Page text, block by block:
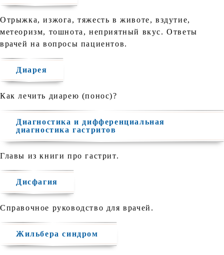
Отрыжка, изжога, тяжесть в животе, вздутие,
метеоризм, тошнота, неприятный вкус. Ответы
врачей на вопросы пациентов.
Диарея
Как лечить диарею (понос)?
Диагностика и дифференциальная
диагностика гастритов
Главы из книги про гастрит.
Дисфагия
Справочное руководство для врачей.
Жильбера cиндром